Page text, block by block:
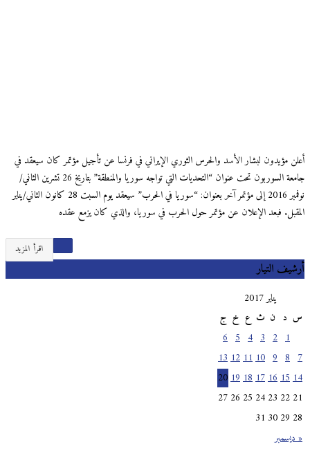
أعلن مؤيدون لبشار الأسد والحرس الثوري الإيراني في فرنسا عن تأجيل مؤتمر كان سيعقد في
جامعة السوربون تحت عنوان “التحديات التي تواجه سوريا والمنطقة” بتاريخ 26 تشرين الثاني/
نوفمبر 2016 إلى مؤتمر آخر بعنوان: “سوريا في الحرب” سيعقد يوم السبت 28 كانون الثاني/يناير
المقبل. فبعد الإعلان عن مؤتمر حول الحرب في سوريا، والذي كان يزمع عقده
اقرأ المزيد
أرشيف التيار
يناير 2017
س
ث خ ج
« ديسمبر
10
11
12
13
14
15
16
17
18
19
20
21
22
23
24
25
26
27
28
29
30
31